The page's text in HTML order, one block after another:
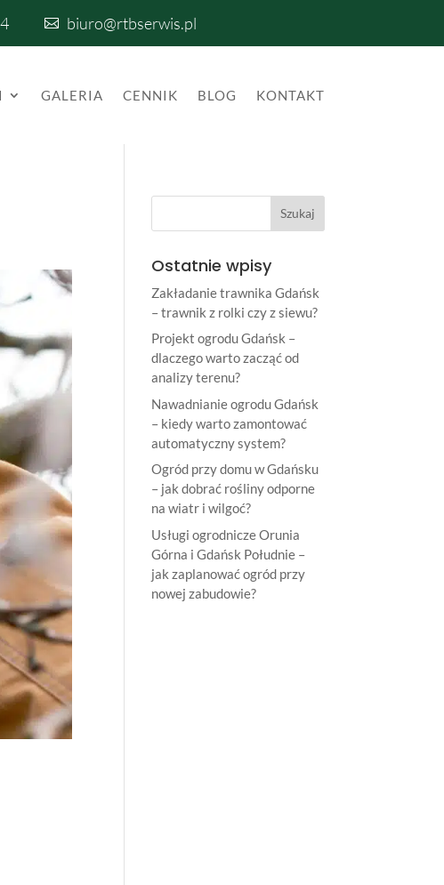
 biuro@rtbserwis.pl
GALERIA CENNIK BLOG KONTAKT
Ostatnie wpisy
Zakładanie trawnika Gdańsk
– trawnik z rolki czy z siewu?
Projekt ogrodu Gdańsk –
dlaczego warto zacząć od
analizy terenu?
Nawadnianie ogrodu Gdańsk
– kiedy warto zamontować
automatyczny system?
Ogród przy domu w Gdańsku
– jak dobrać rośliny odporne
na wiatr i wilgoć?
Usługi ogrodnicze Orunia
Górna i Gdańsk Południe –
jak zaplanować ogród przy
nowej zabudowie?